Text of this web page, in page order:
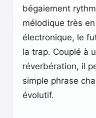
bégaiement
mélodique très
électronique, le
la trap. Couplé à
réverbération, il
simple phrase
évolutif.